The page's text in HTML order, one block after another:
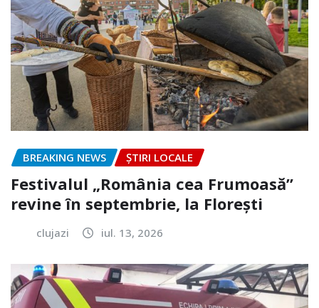
BREAKING NEWS ȘTIRI LOCALE
Festivalul „România cea Frumoasă”
revine în septembrie, la Florești
clujazi iul. 13, 2026